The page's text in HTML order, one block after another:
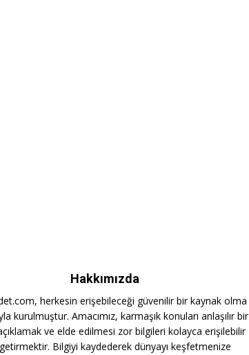
Hakkımızda
herkesin erişebileceği güvenilir bir kaynak olma
kurulmuştur. Amacımız, karmaşık konuları anlaşılır bir
ve elde edilmesi zor bilgileri kolayca erişilebilir
Bilgiyi kaydederek dünyayı keşfetmenize